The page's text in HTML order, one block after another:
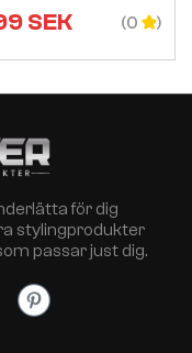
SEK (0
för dig
stylingprodukter
passar just dig.